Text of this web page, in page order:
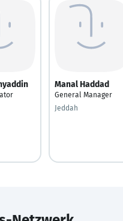
Manal Haddad
General Manager
Jeddah